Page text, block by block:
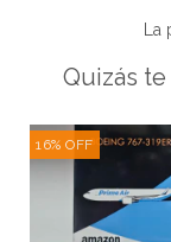
Quizás
16% OFF